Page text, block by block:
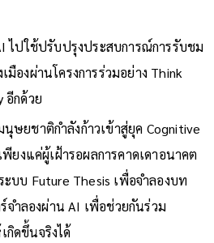
ไขที่ซอฟต์แวร์ยังต้องหาทาง
ไปใช้ปรับปรุงประสบการณ์การรับชม
องผ่านโครงการร่วมอย่าง Think
กด้วย
ษยชาติกำลังก้าวเข้าสู่ยุค Cognitive
ยงแค่ผู้เฝ้ารอผลการคาดเดาอนาคต
บบ Future Thesis เพื่อจำลองบท
ำลองผ่าน AI เพื่อช่วยกันร่วม